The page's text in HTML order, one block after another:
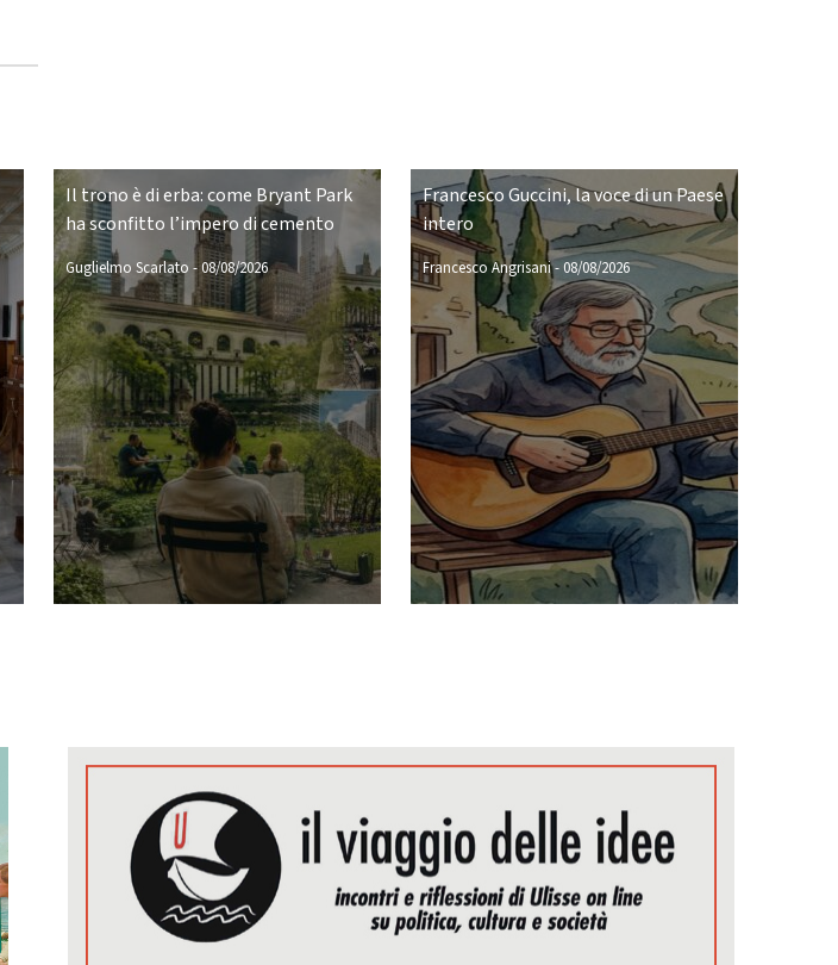
Il trono è di erba: come Bryant Park
ha sconfitto l’impero di cemento
Guglielmo Scarlato -08/08/2026
Francesco Guccini, la voce di un Paese
intero
Francesco Angrisani-08/08/2026